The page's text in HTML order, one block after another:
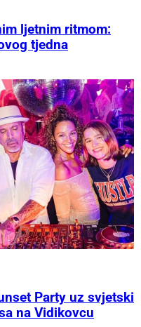
ljetnim ritmom:
tjedna
Party uz svjetski
na Vidikovcu